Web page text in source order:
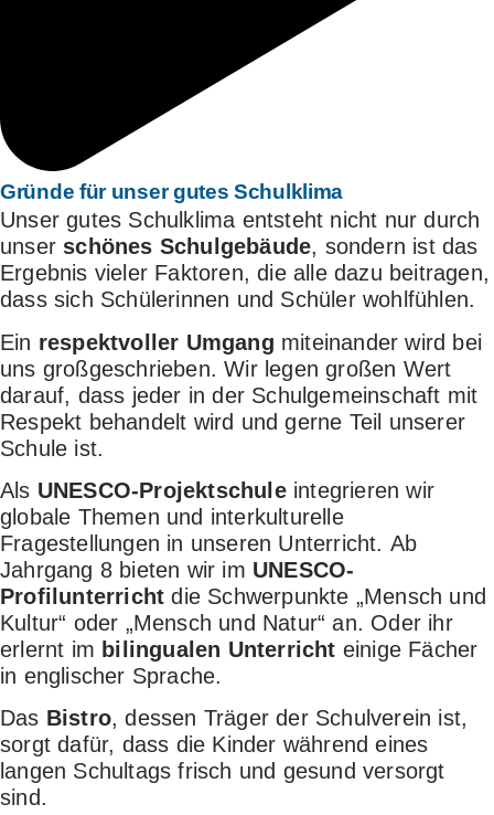
Gründe fürunser gutes Schulklima
Unser gutes Schulklima entsteht nicht nur durch
unser schönes Schulgebäude, sondern ist das
Ergebnis vieler Faktoren, die alle dazu beitragen,
dass sich Schülerinnen und Schüler wohlfühlen.
Ein respektvoller Umgang miteinander wird bei
uns großgeschrieben. Wir legen großen Wert
darauf, dass jeder in der Schulgemeinschaft mit
Respekt behandelt wird und gerne Teil unserer
Schule ist.
Als UNESCO-Projektschuleintegrieren wir
globale Themen und interkulturelle
Fragestellungen in unseren Unterricht. Ab
Jahrgang 8 bieten wir im UNESCO-
Profilunterrichtdie Schwerpunkte „Mensch und
Kultur“ oder „Mensch und Natur“ an. Oder ihr
erlernt im bilingualen Unterricht einige Fächer
in englischer Sprache.
Das Bistro, dessen Träger der Schulverein ist,
sorgt dafür, dass die Kinder während eines
langen Schultags frisch und gesund versorgt
sind.